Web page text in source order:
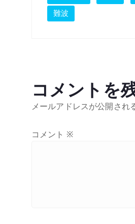
難波
コメントを
メールアドレスが公開され
コメント ※